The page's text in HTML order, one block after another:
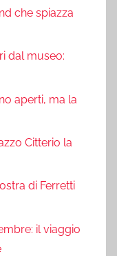
che spiazza
dal museo:
aperti, ma la
Citterio la
di Ferretti
il viaggio